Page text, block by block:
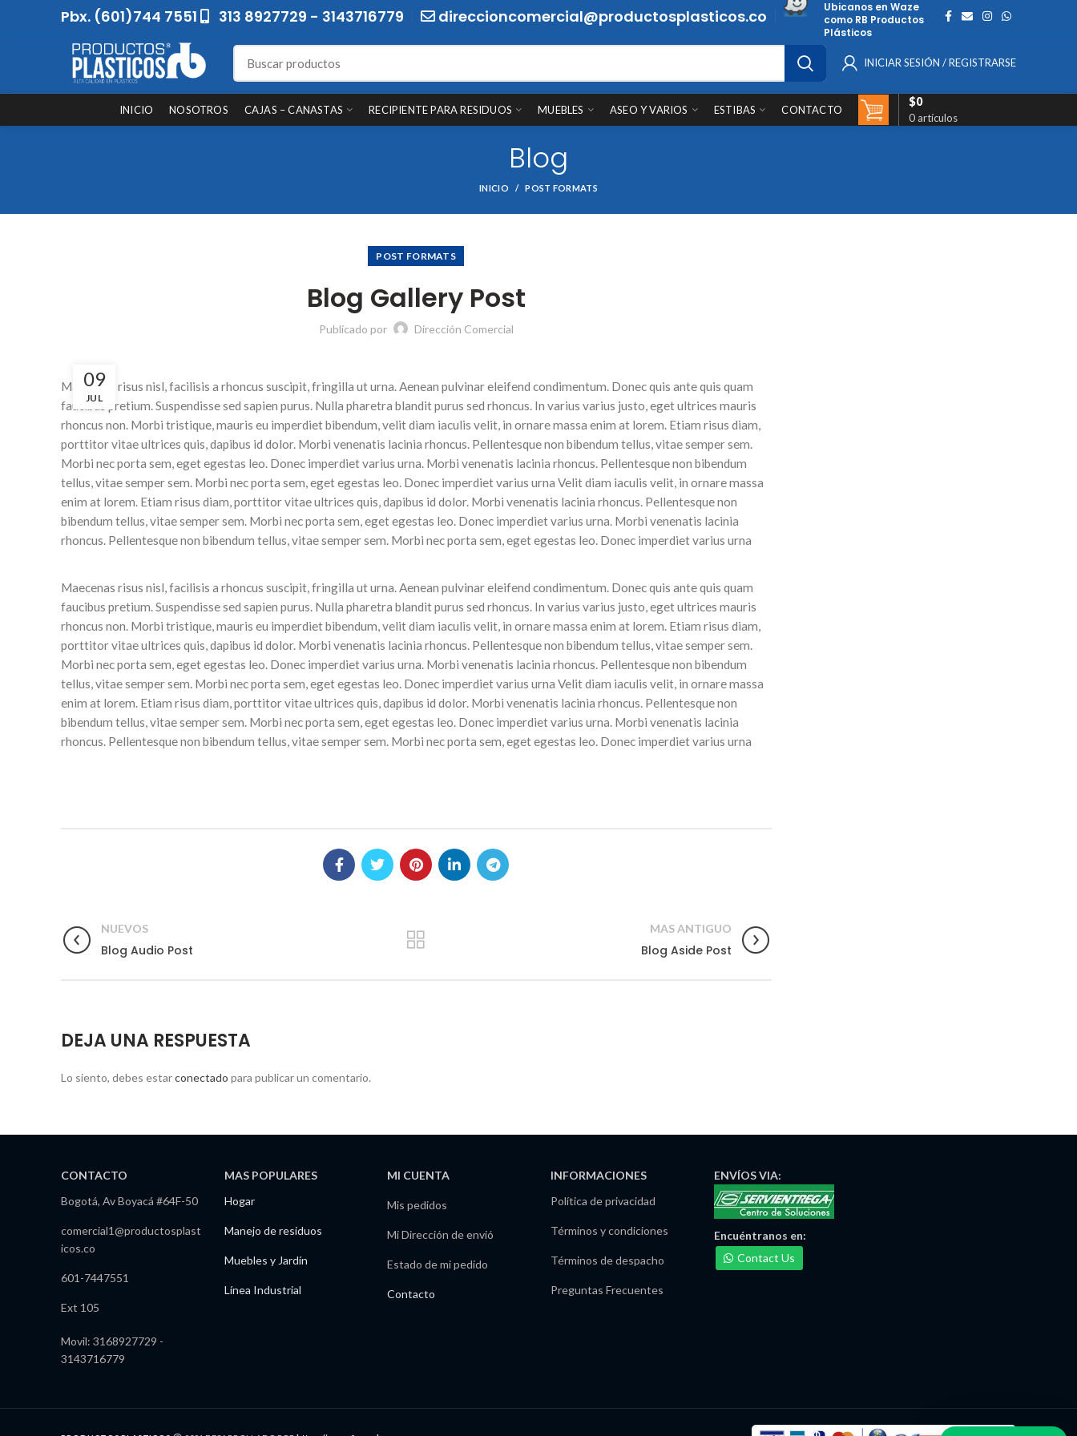
Pbx. (601)744 7551 313 8927729 - 3143716779 direccioncomercial@productosplasticos.co
Ubicanos en Waze
como RB Productos
Plásticos
INICIAR SESIÓN / REGISTRARSE
INICIO NOSOTROS CAJAS – CANASTAS RECIPIENTE PARA RESIDUOS MUEBLES ASEO Y VARIOS ESTIBAS CONTACTO
0 artículos
$0
Blog
INICIO POST FORMATS
POST FORMATS
Blog Gallery Post
Publicado por Dirección Comercial
09
JUL
Maecenas risus nisl, facilisis a rhoncus suscipit, fringilla ut urna. Aenean pulvinar eleifend condimentum. Donec quis ante quis quam
faucibus pretium. Suspendisse sed sapien purus. Nulla pharetra blandit purus sed rhoncus. In varius varius justo, eget ultrices mauris
rhoncus non. Morbi tristique, mauris eu imperdiet bibendum, velit diam iaculis velit, in ornare massa enim at lorem. Etiam risus diam,
porttitor vitae ultrices quis, dapibus id dolor. Morbi venenatis lacinia rhoncus. Pellentesque non bibendum tellus, vitae semper sem.
Morbi nec porta sem, eget egestas leo. Donec imperdiet varius urna. Morbi venenatis lacinia rhoncus. Pellentesque non bibendum
tellus, vitae semper sem. Morbi nec porta sem, eget egestas leo. Donec imperdiet varius urna Velit diam iaculis velit, in ornare massa
enim at lorem. Etiam risus diam, porttitor vitae ultrices quis, dapibus id dolor. Morbi venenatis lacinia rhoncus. Pellentesque non
bibendum tellus, vitae semper sem. Morbi nec porta sem, eget egestas leo. Donec imperdiet varius urna. Morbi venenatis lacinia
rhoncus. Pellentesque non bibendum tellus, vitae semper sem. Morbi nec porta sem, eget egestas leo. Donec imperdiet varius urna
Maecenas risus nisl, facilisis a rhoncus suscipit, fringilla ut urna. Aenean pulvinar eleifend condimentum. Donec quis ante quis quam
faucibus pretium. Suspendisse sed sapien purus. Nulla pharetra blandit purus sed rhoncus. In varius varius justo, eget ultrices mauris
rhoncus non. Morbi tristique, mauris eu imperdiet bibendum, velit diam iaculis velit, in ornare massa enim at lorem. Etiam risus diam,
porttitor vitae ultrices quis, dapibus id dolor. Morbi venenatis lacinia rhoncus. Pellentesque non bibendum tellus, vitae semper sem.
Morbi nec porta sem, eget egestas leo. Donec imperdiet varius urna. Morbi venenatis lacinia rhoncus. Pellentesque non bibendum
tellus, vitae semper sem. Morbi nec porta sem, eget egestas leo. Donec imperdiet varius urna Velit diam iaculis velit, in ornare massa
enim at lorem. Etiam risus diam, porttitor vitae ultrices quis, dapibus id dolor. Morbi venenatis lacinia rhoncus. Pellentesque non
bibendum tellus, vitae semper sem. Morbi nec porta sem, eget egestas leo. Donec imperdiet varius urna. Morbi venenatis lacinia
rhoncus. Pellentesque non bibendum tellus, vitae semper sem. Morbi nec porta sem, eget egestas leo. Donec imperdiet varius urna
NUEVOS
Blog Audio Post
MAS ANTIGUO
Blog Aside Post
DEJA UNA RESPUESTA
Lo siento, debes estarconectado para publicar un comentario.
CONTACTO
Bogotá, Av Boyacá #64F-50
comercial1@productosplast
icos.co
601-7447551
Ext 105
Movil: 3168927729 -
3143716779
MAS POPULARES
Hogar
Manejo de residuos
Muebles y Jardín
Línea Industrial
MI CUENTA
Mis pedidos
Mi Dirección de envió
Estado de mi pedido
Contacto
INFORMACIONES
Política de privacidad
Términos y condiciones
Términos de despacho
Preguntas Frecuentes
ENVÍOSVIA:
Encuéntranos en:
Contact Us